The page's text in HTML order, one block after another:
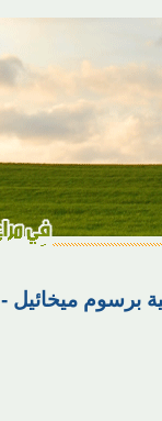
برسوم ميخائيل -